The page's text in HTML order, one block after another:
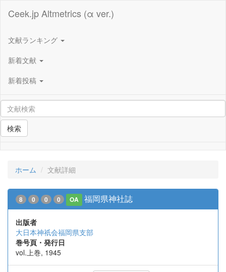
Ceek.jp Altmetrics (α ver.)
文献ランキング
新着文献
新着投稿
検索
ホーム 文献詳細
8 0 0 0 OA 福岡県神社誌
出版者
大日本神祇会福岡県支部
巻号頁・発行日
vol.上巻, 1945